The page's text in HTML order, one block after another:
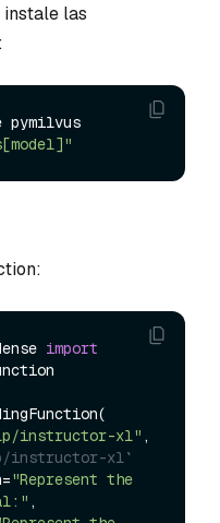
las
import
instructor-xl"
instructor-xl`
"Represent the
,